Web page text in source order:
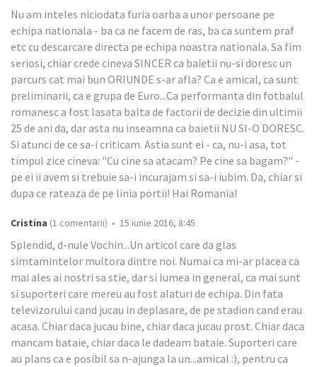
Nu am inteles niciodata furia oarba a unor persoane pe
echipa nationala - ba ca ne facem de ras, ba ca suntem praf
etc cu descarcare directa pe echipa noastra nationala. Sa fim
seriosi, chiar crede cineva SINCER ca baietii nu-si doresc un
parcurs cat mai bun ORIUNDE s-ar afla? Ca e amical, ca sunt
preliminarii, ca e grupa de Euro...Ca performanta din fotbalul
romanesc a fost lasata balta de factorii de decizie din ultimii
25 de ani da, dar asta nu inseamna ca baietii NU SI-O DORESC.
Si atunci de ce sa-i criticam. Astia sunt ei - ca, nu-i asa, tot
timpul zice cineva: "Cu cine sa atacam? Pe cine sa bagam?" -
pe ei ii avem si trebuie sa-i incurajam si sa-i iubim. Da, chiar si
dupa ce rateaza de pe linia portii! Hai Romania!
Cristina (1 comentarii) • 15 iunie 2016, 8:45
Splendid, d-nule Vochin...Un articol care da glas
simtamintelor multora dintre noi. Numai ca mi-ar placea ca
mai ales ai nostri sa stie, dar si lumea in general, ca mai sunt
si suporteri care mereu au fost alaturi de echipa. Din fata
televizorului cand jucau in deplasare, de pe stadion cand erau
acasa. Chiar daca jucau bine, chiar daca jucau prost. Chiar daca
mancam bataie, chiar daca le dadeam bataie. Suporteri care
au plans ca e posibil sa n-ajunga la un...amical :), pentru ca